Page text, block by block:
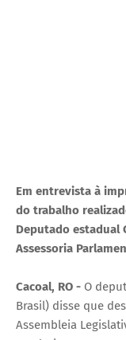
Em entrevista à
do trabalho
Deputado estadual
Assessoria
Cacoal, RO - O
Brasil) disse que
Assembleia